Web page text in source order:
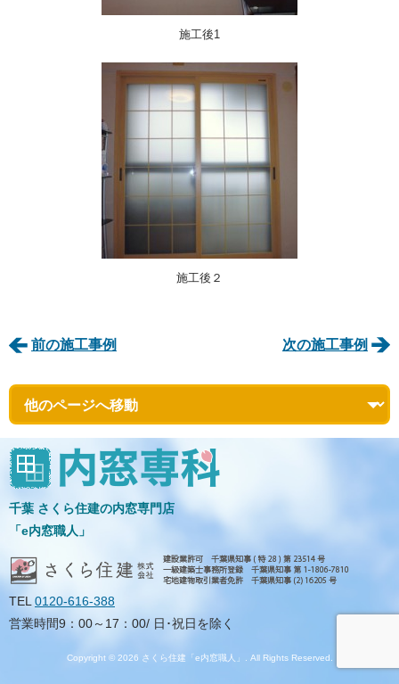
施工後1
施工後２
前の施工事例 次の施工事例
千葉 さくら住建の内窓専門店
「e内窓職人」
TEL0120-616-388
営業時間9：00～17：00/ 日･祝日を除く
Copyright © 2026 さくら住建「e内窓職人」. All Rights Reserved.